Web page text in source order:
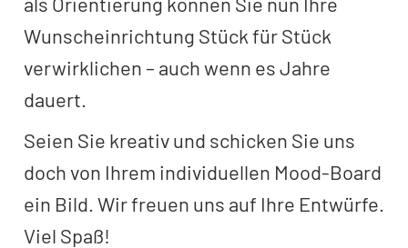
Wunscheinrichtung Stück für Stück
verwirklichen – auch wenn es Jahre
dauert.
Seien Sie kreativ und schicken Sie uns
doch von Ihrem individuellen Mood-Board
ein Bild. Wir freuen uns auf Ihre Entwürfe.
Viel Spaß!